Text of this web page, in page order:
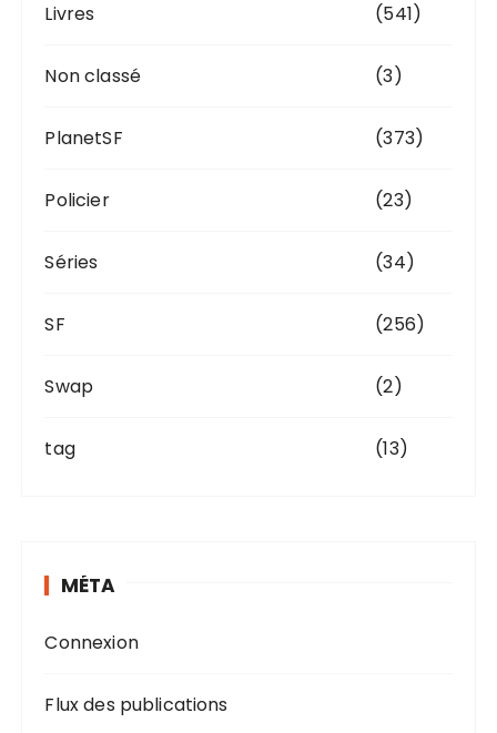
Livres (541)
Non classé (3)
PlanetSF (373)
Policier (23)
Séries (34)
SF (256)
Swap (2)
tag (13)
MÉTA
Connexion
Flux des publications